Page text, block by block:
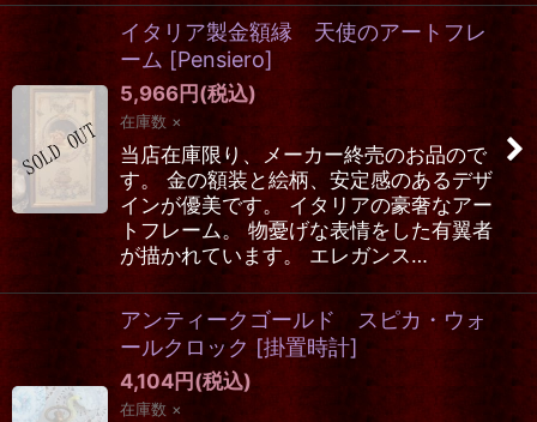
イタリア製金額縁 天使のアートフレ
ーム [Pensiero]
5,966円 (税込)
在庫数 ×
当店在庫限り、メーカー終売のお品ので
す。 金の額装と絵柄、安定感のあるデザ
インが優美です。 イタリアの豪奢なアー
トフレーム。 物憂げな表情をした有翼者
が描かれています。 エレガンス…
アンティークゴールド スピカ・ウォ
ールクロック [掛置時計]
4,104円 (税込)
在庫数 ×